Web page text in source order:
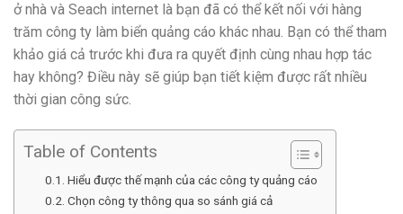
ở nhà và Seach internet là bạn đã có thể kết nối với hàng
trăm công ty làm biển quảng cáo khác nhau. Bạn có thể tham
khảo giá cả trước khi đưa ra quyết định cùng nhau hợp tác
hay không? Điều này sẽ giúp bạn tiết kiệm được rất nhiều
thời gian công sức.
Table of Contents
Hiểu được thế mạnh của các công ty quảng cáo
Chọn công ty thông qua so sánh giá cả